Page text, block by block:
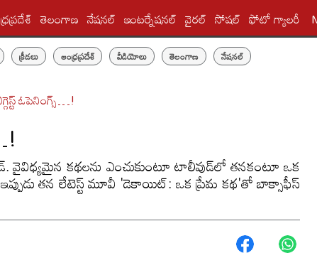
తెలంగాణ నేషనల్ ఇంటర్నేషనల్ వైరల్ సోషల్ ఫోటో గ్యాలరీ
క్రీడలు ఆంధ్రప్రదేశ్ వీడియోలు తెలంగాణ నేషనల్
ఓపెనింగ్స్…!
వైవిధ్యమైన కథలను ఎంచుకుంటూ టాలీవుడ్‌లో తనకంటూ ఒక
ఇప్పుడు తన లేటెస్ట్ మూవీ 'డెకాయిట్: ఒక ప్రేమ కథ'తో బాక్సాఫీస్